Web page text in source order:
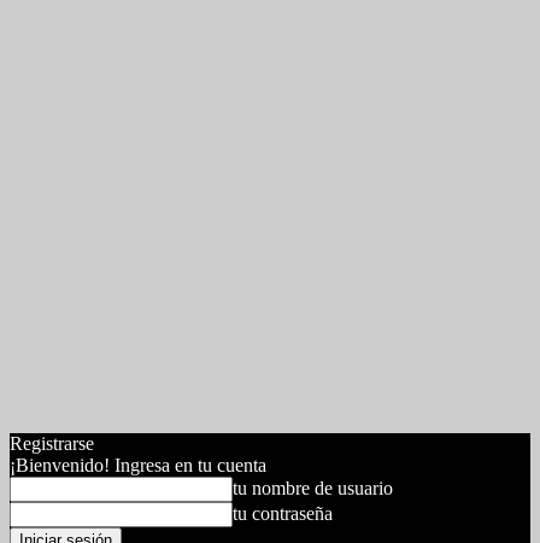
Registrarse
¡Bienvenido! Ingresa en tu cuenta
tu nombre de usuario
tu contraseña